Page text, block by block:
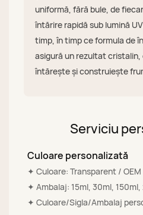
uniformă, fără bule, de
întărire rapidă sub lumină
timp, în timp ce formula de
asigură un rezultat
întărește și construiește
Serviciu
Culoare personalizată
✦ Culoare: Transparent / OEM
✦ Ambalaj: 15ml, 30ml,
✦ Culoare/Sigla/Ambalaj